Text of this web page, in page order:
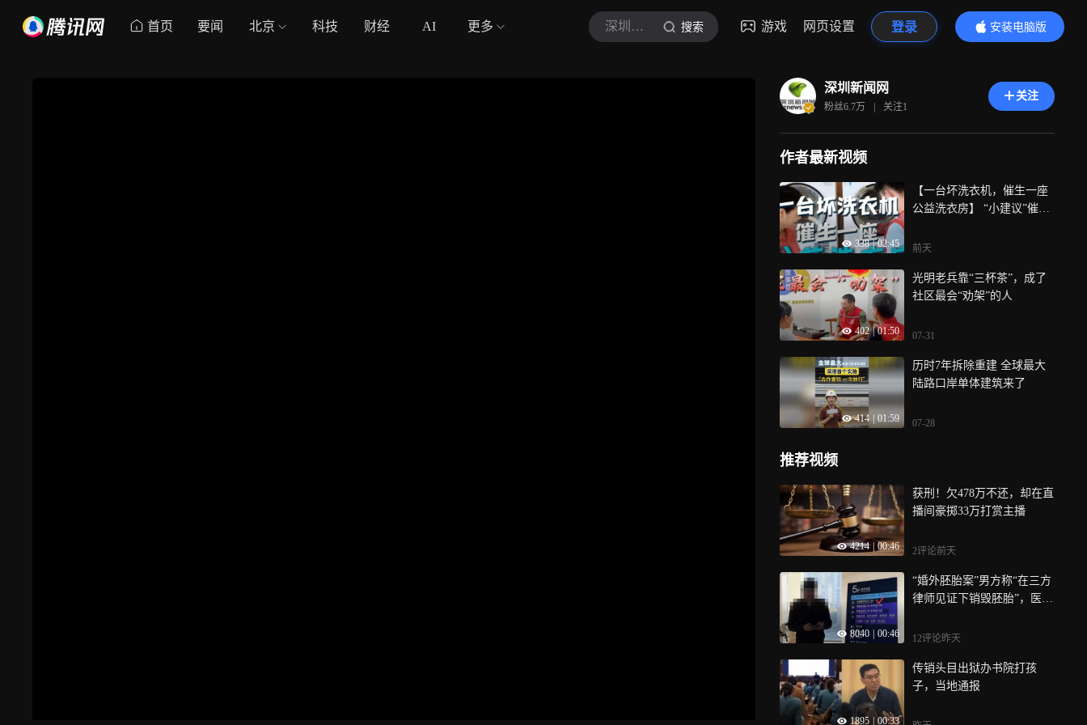
首页 要闻 北京 科技 财经 AI 更多 深圳新闻网 搜索 游戏 网页设置 登录
安装电脑版
内容更精彩
深圳新闻网
粉丝6.7万 | 关注1
关注
作者最新视频
338 | 02:45
【一台坏洗衣机，催生一座
公益洗衣房】 “小建议”催生
背后的基层治理“真功夫”
前天
402 | 01:50
光明老兵靠“三杯茶”，成了
社区最会“劝架”的人
07-31
414 01:59
历时7年拆除重建 全球最大
陆路口岸单体建筑来了
07-28
推荐视频
4214 00:46
获刑！欠478万不还，却在直
播间豪掷33万打赏主播
2评论前天
8040 00:46
“婚外胚胎案”男方称“在三方
律师见证下销毁胚胎”，医
没关系
12评论昨天
1895 00:33
传销头目出狱办书院打孩
子，当地通报